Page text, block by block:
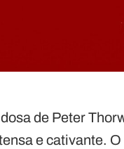
de Peter
e cativante.